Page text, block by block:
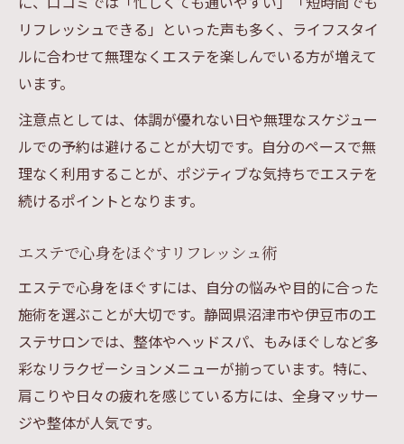
リフレッシュできる」といった声も多く、ライフスタイ
ルに合わせて無理なくエステを楽しんでいる方が増えて
います。
注意点としては、体調が優れない日や無理なスケジュー
ルでの予約は避けることが大切です。自分のペースで無
理なく利用することが、ポジティブな気持ちでエステを
続けるポイントとなります。
エステで心身をほぐすリフレッシュ術
エステで心身をほぐすには、自分の悩みや目的に合った
施術を選ぶことが大切です。静岡県沼津市や伊豆市のエ
ステサロンでは、整体やヘッドスパ、もみほぐしなど多
彩なリラクゼーションメニューが揃っています。特に、
肩こりや日々の疲れを感じている方には、全身マッサー
ジや整体が人気です。